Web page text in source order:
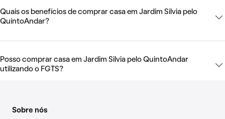
Quais os benefícios de comprar casa em Jardim Silvia pelo
QuintoAndar?
Posso comprar casa em Jardim Silvia pelo QuintoAndar
utilizando o FGTS?
Sobre nós